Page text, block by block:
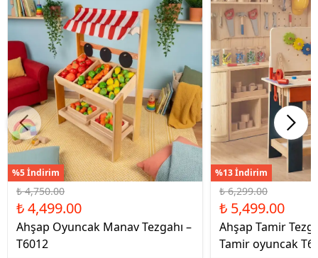
%5 İndirim
₺ 4,750.00
₺ 4,499.00
Ahşap Oyuncak Manav Tezgahı –
T6012
%13 İndirim
₺ 6,299.00
₺ 5,499.00
Ahşap Tamir
Tamir oyuncak